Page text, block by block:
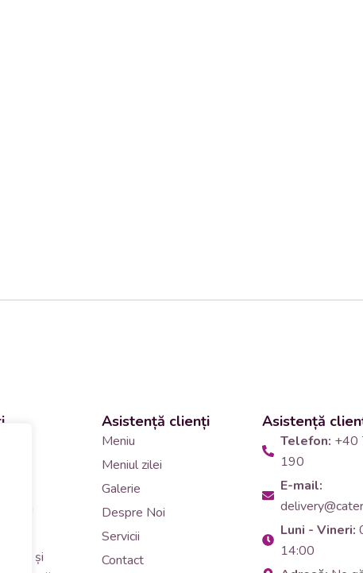
și
și
Asistență clienți
Meniu
Meniul zilei
Galerie
Despre Noi
Servicii
Contact
Asistență
Telefon: +40
190
E-mail:
Luni - Vineri:
14:00